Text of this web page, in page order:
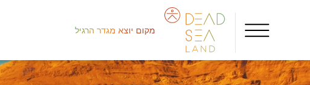
מקום יוצא מגדר הרגיל